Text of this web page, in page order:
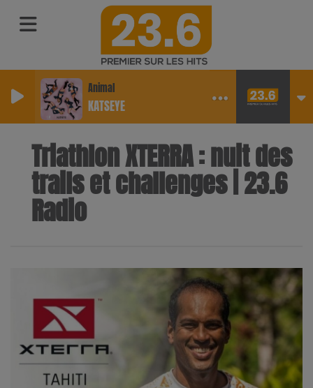
Animal
KATSEYE
Triathlon XTERRA : nuit des
trails et challenges | 23.6
Radio